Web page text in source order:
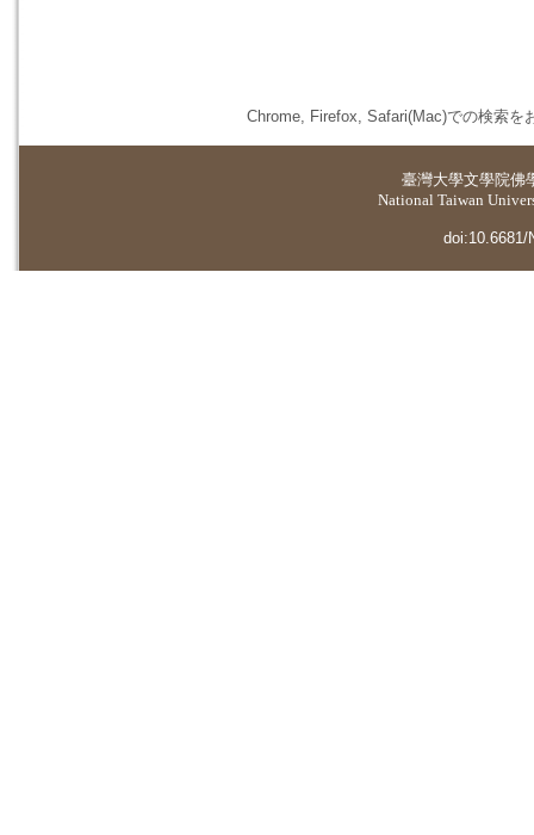
Chrome, Firefox, Safari(Mac)での検索を
臺灣大學文學院佛
National Taiwan
doi:10.6681/